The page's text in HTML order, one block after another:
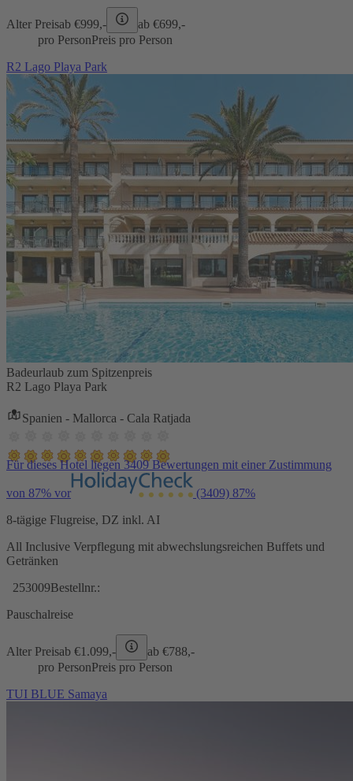
Alter Preisab €999,- ab €699,-
pro PersonPreis pro Person
R2 Lago Playa Park
Badeurlaub zum Spitzenpreis
R2 Lago Playa Park
Spanien - Mallorca - Cala Ratjada
Für dieses Hotel liegen 3409 Bewertungen mit einer Zustimmung
von 87% vor (3409) 87%
8-tägige Flugreise, DZ inkl. AI
All Inclusive Verpflegung mit abwechslungsreichen Buffets und
Getränken
253009Bestellnr.:
Pauschalreise
Alter Preisab €1.099,- ab €788,-
pro PersonPreis pro Person
TUI BLUE Samaya